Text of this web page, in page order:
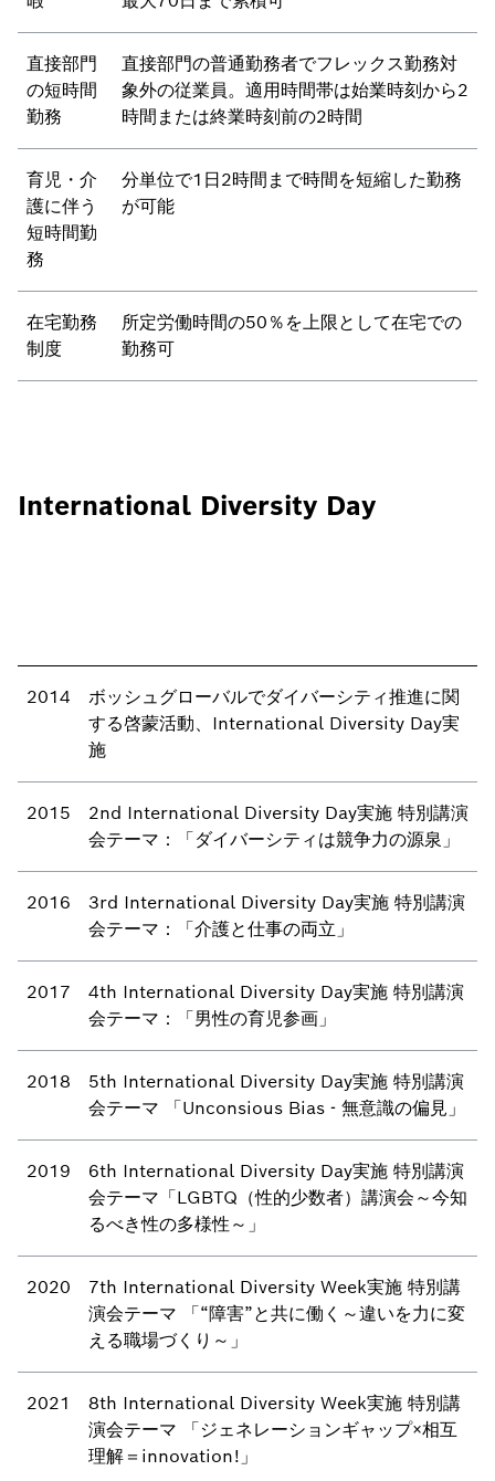
直接部門
の短時間
勤務
直接部門の普通勤務者でフレックス勤務対
象外の従業員。適用時間帯は始業時刻から2
時間または終業時刻前の2時間
育児・介
護に伴う
短時間勤
務
分単位で1日2時間まで時間を短縮した勤務
が可能
在宅勤務
制度
所定労働時間の50％を上限として在宅での
勤務可
International Diversity Day
2014
ボッシュグローバルでダイバーシティ推進に関
する啓蒙活動、International Diversity Day実
施
2015
2nd International Diversity Day実施 特別講演
会テーマ：「ダイバーシティは競争力の源泉」
2016
3rd International Diversity Day実施 特別講演
会テーマ：「介護と仕事の両立」
2017
4th International Diversity Day実施 特別講演
会テーマ：「男性の育児参画」
2018
5th International Diversity Day実施 特別講演
会テーマ 「Unconsious Bias - 無意識の偏見」
2019
6th International Diversity Day実施 特別講演
会テーマ「LGBTQ（性的少数者）講演会～今知
るべき性の多様性～」
2020
7th International Diversity Week実施 特別講
演会テーマ 「“障害”と共に働く～違いを力に変
える職場づくり～」
2021
8th International Diversity Week実施 特別講
演会テーマ 「ジェネレーションギャップ×相互
理解＝innovation!」